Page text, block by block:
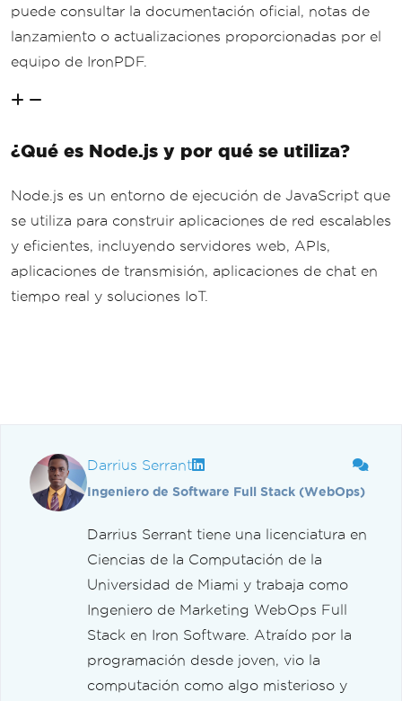
puede consultar la documentación oficial, notas de
lanzamiento o actualizaciones proporcionadas por el
equipo de IronPDF.
¿Qué es Node.js y por qué se utiliza?
Node.js es un entorno de ejecución de JavaScript que
se utiliza para construir aplicaciones de red escalables
y eficientes, incluyendo servidores web, APIs,
aplicaciones de transmisión, aplicaciones de chat en
tiempo real y soluciones IoT.
Darrius Serrant
Ingeniero de Software Full Stack (WebOps)
Darrius Serrant tiene una licenciatura en
Ciencias de la Computación de la
Universidad de Miami y trabaja como
Ingeniero de Marketing WebOps Full
Stack en Iron Software. Atraído por la
programación desde joven, vio la
computación como algo misterioso y